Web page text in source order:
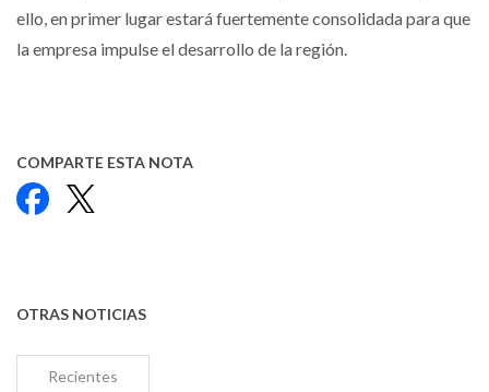
ello, en primer lugar estará fuertemente consolidada para que
la empresa impulse el desarrollo de la región.
COMPARTE ESTA NOTA
Facebook
OTRAS NOTICIAS
Recientes